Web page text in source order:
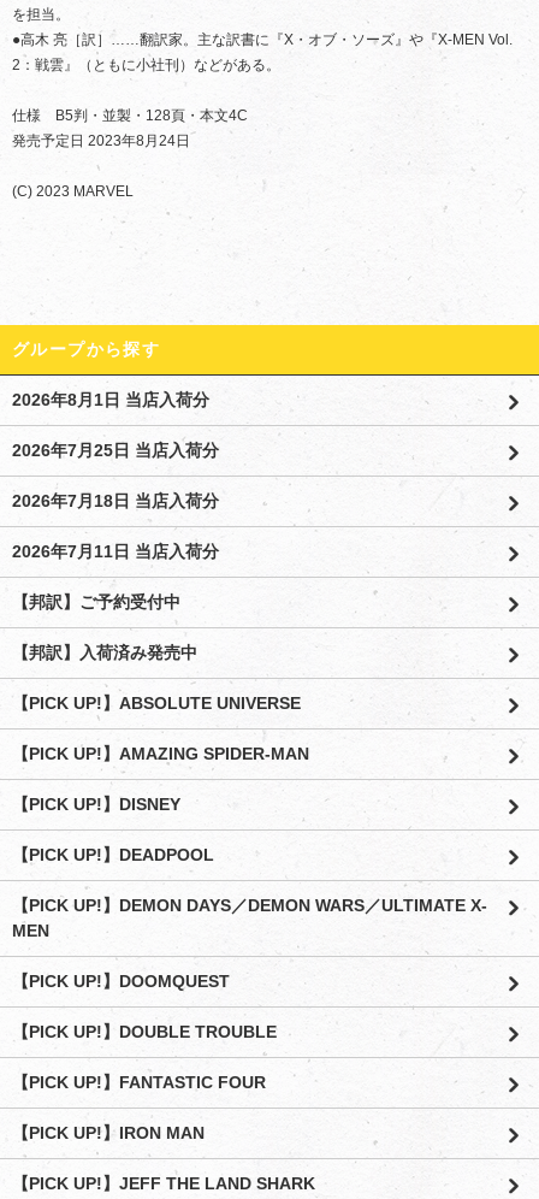
を担当。
●高木 亮［訳］……翻訳家。主な訳書に『X・オブ・ソーズ』や『X-MEN Vol.
2：戦雲』（ともに小社刊）などがある。
仕様 B5判・並製・128頁・本文4C
発売予定日 2023年8月24日
(C) 2023 MARVEL
グループから探す
2026年8月1日 当店入荷分
2026年7月25日 当店入荷分
2026年7月18日 当店入荷分
2026年7月11日 当店入荷分
【邦訳】ご予約受付中
【邦訳】入荷済み発売中
【PICK UP!】ABSOLUTE UNIVERSE
【PICK UP!】AMAZING SPIDER-MAN
【PICK UP!】DISNEY
【PICK UP!】DEADPOOL
【PICK UP!】DEMON DAYS／DEMON WARS／ULTIMATE X-
MEN
【PICK UP!】DOOMQUEST
【PICK UP!】DOUBLE TROUBLE
【PICK UP!】FANTASTIC FOUR
【PICK UP!】IRON MAN
【PICK UP!】JEFF THE LAND SHARK